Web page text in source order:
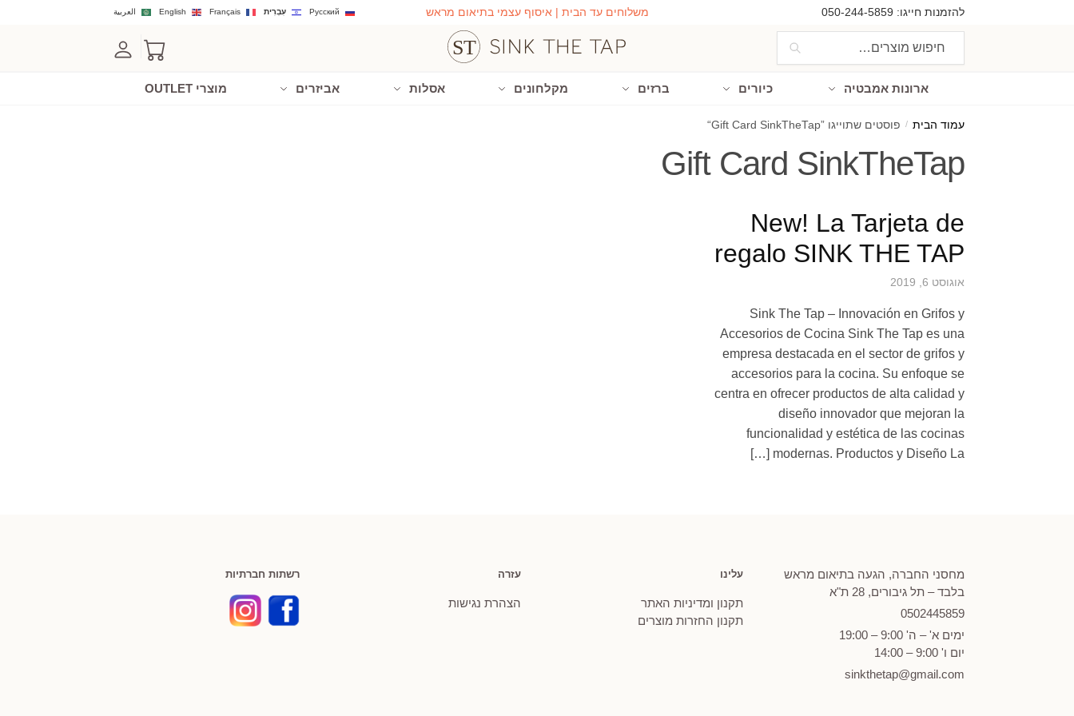
להזמנות חייגו: 050-244-5859 משלוחים עד הבית | איסוף עצמי בתיאום מראש العربية English Français עִבְרִית Русский
חיפוש
ארונות אמבטיה כיורים ברזים מקלחונים אסלות אביזרים מוצרי OUTLET
עמוד הבית / פוסטים שתוייגו ”Gift Card SinkTheTap“
Gift Card SinkTheTap
New! La Tarjeta de
regalo SINK THE TAP
אוגוסט 6, 2019
Sink The Tap – Innovación en Grifos y
Accesorios de Cocina Sink The Tap es una
empresa destacada en el sector de grifos y
accesorios para la cocina. Su enfoque se
centra en ofrecer productos de alta calidad y
diseño innovador que mejoran la
funcionalidad y estética de las cocinas
modernas. Productos y Diseño La […]
מחסני החברה, הגעה בתיאום מראש
בלבד – תל גיבורים, 28 ת"א
0502445859
ימים א' – ה' 9:00 – 19:00
יום ו' 9:00 – 14:00
sinkthetap@gmail.com
עלינו
תקנון ומדיניות האתר
תקנון החזרות מוצרים
עזרה
הצהרת נגישות
רשתות חברתיות